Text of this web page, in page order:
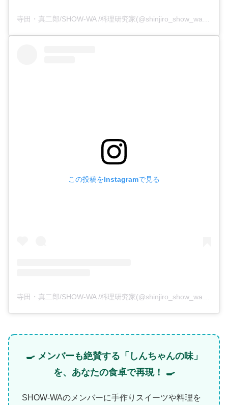
この投稿をInstagramで見る
🍳 メンバーも絶賛する「しんちゃんの味」
を、あなたの食卓で再現！ 🍳
SHOW-WAのメンバーに手作りスイーツや料理を